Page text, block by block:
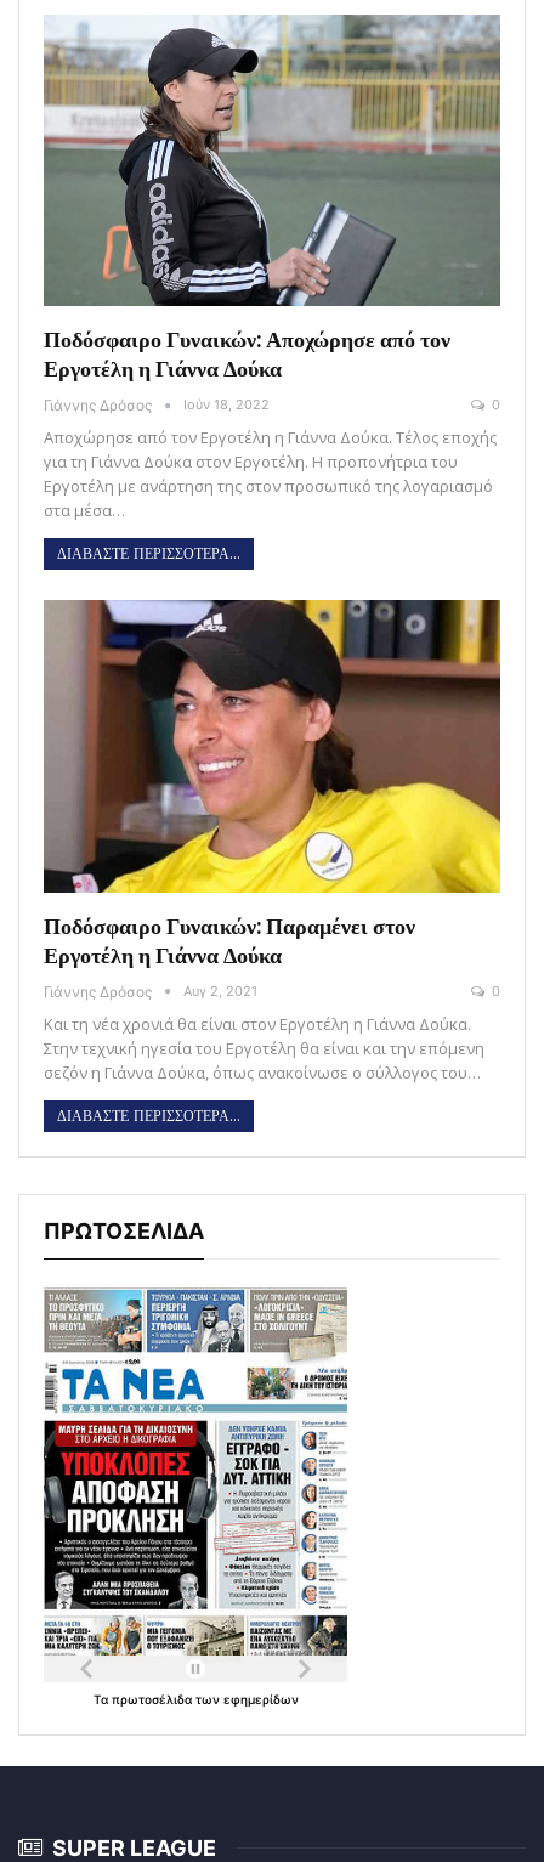
Ποδόσφαιρο Γυναικών: Αποχώρησε από τον
Εργοτέλη η Γιάννα Δούκα
Γιάννης Δρόσος Ιούν 18, 2022 0
Αποχώρησε από τον Εργοτέλη η Γιάννα Δούκα. Τέλος εποχής
για τη Γιάννα Δούκα στον Εργοτέλη. Η προπονήτρια του
Εργοτέλη με ανάρτηση της στον προσωπικό της λογαριασμό
στα μέσα…
ΔΙΑΒΑΣΤΕ ΠΕΡΙΣΣΟΤΕΡΑ...
Ποδόσφαιρο Γυναικών: Παραμένει στον
Εργοτέλη η Γιάννα Δούκα
Γιάννης Δρόσος Αυγ 2, 2021 0
Και τη νέα χρονιά θα είναι στον Εργοτέλη η Γιάννα Δούκα.
Στην τεχνική ηγεσία του Εργοτέλη θα είναι και την επόμενη
σεζόν η Γιάννα Δούκα, όπως ανακοίνωσε ο σύλλογος του…
ΔΙΑΒΑΣΤΕ ΠΕΡΙΣΣΟΤΕΡΑ...
ΠΡΩΤΟΣΕΛΙΔΑ
Τα πρωτοσέλιδα των εφημερίδων
SUPER LEAGUE